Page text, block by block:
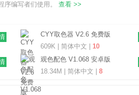
序编写者们使用。 查看 >>
CYY取色器 V2.6 免费版
609K | 简体中文 |10
观色配色 V1.068 安卓版
18.34M | 简体中文 |8